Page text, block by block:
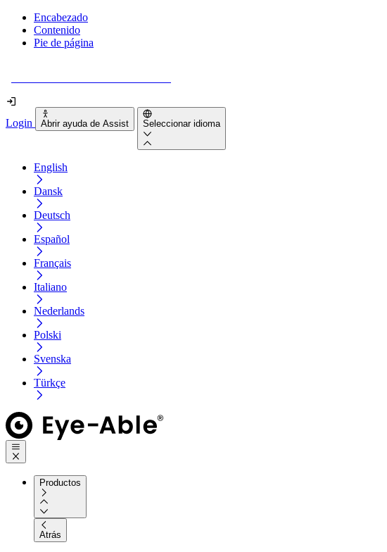
Encabezado
Contenido
Pie de página
Login Abrir ayuda de Assist Seleccionar idioma
English
Dansk
Deutsch
Español
Français
Italiano
Nederlands
Polski
Svenska
Türkçe
Productos
Atrás